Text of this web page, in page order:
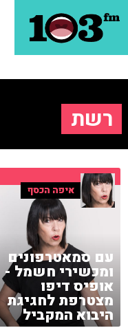
רשת
איפה הכסף
עם סמאטרפונים
ומכשירי חשמל -
אופיס דיפו
מצטרפת לחגיגת
היבוא המקביל